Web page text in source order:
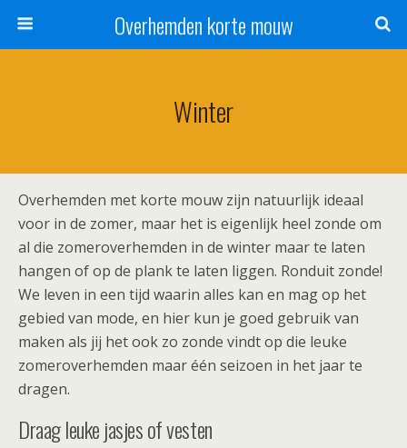
Overhemden korte mouw
Winter
Overhemden met korte mouw zijn natuurlijk ideaal
voor in de zomer, maar het is eigenlijk heel zonde om
al die zomeroverhemden in de winter maar te laten
hangen of op de plank te laten liggen. Ronduit zonde!
We leven in een tijd waarin alles kan en mag op het
gebied van mode, en hier kun je goed gebruik van
maken als jij het ook zo zonde vindt op die leuke
zomeroverhemden maar één seizoen in het jaar te
dragen.
Draag leuke jasjes of vesten